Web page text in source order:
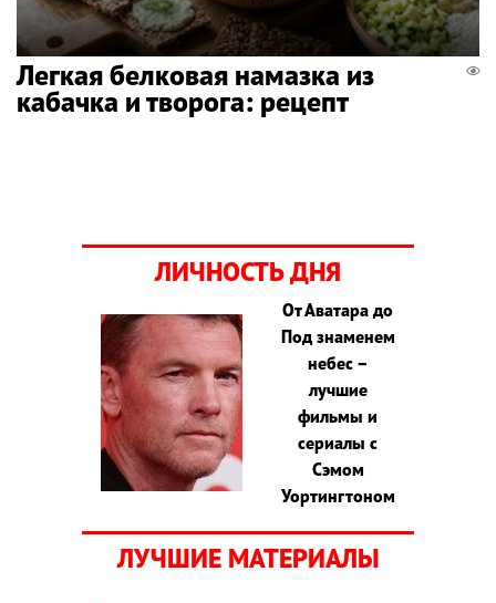
Легкая белковая намазка из
кабачка и творога: рецепт
ЛИЧНОСТЬ ДНЯ
От Аватара до
Под знаменем
небес –
лучшие
фильмы и
сериалы с
Сэмом
Уортингтоном
ЛУЧШИЕ МАТЕРИАЛЫ